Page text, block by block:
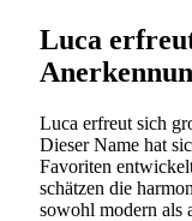
Luca
Luca erfreut sich
Dieser Name hat
Favoriten
schätzen die
sowohl modern als